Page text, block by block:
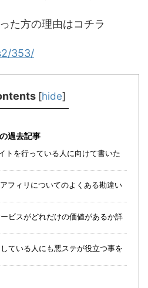
た方の理由はコチラ
353/
[hide]
過去記事
トを行っている人に向けて書いた
フィリについてのよくある勘違い
ビスがどれだけの価値があるか詳
ている人にも悪ステが役立つ事を